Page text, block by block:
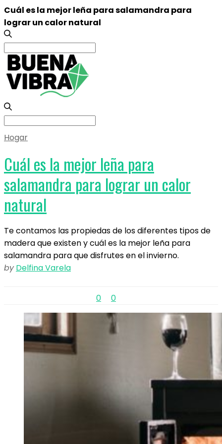
Cuál es la mejor leña para salamandra para
lograr un calor natural
Search
for:
Search
Hogar
Cuál es la mejor leña para
salamandra para lograr un calor
natural
Te contamos las propiedas de los diferentes tipos de
madera que existen y cuál es la mejor leña para
salamandra para que disfrutes en el invierno.
by Delfina Varela
0 0